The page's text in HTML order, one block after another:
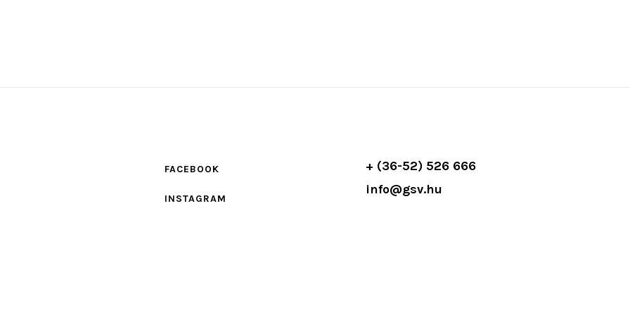
FACEBOOK
INSTAGRAM
+ (36-52) 526 666
info@gsv.hu